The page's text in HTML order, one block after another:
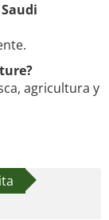
agricultura y